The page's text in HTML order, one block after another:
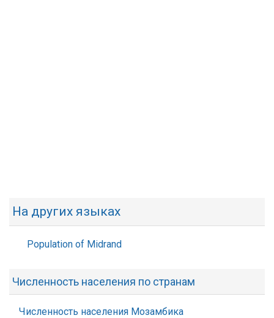
На других языках
Population of Midrand
Численность населения по странам
Численность населения Мозамбика